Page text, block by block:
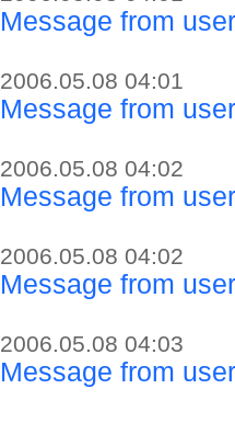
Message from
2006.05.08 04:01
Message from
2006.05.08 04:02
Message from
2006.05.08 04:02
Message from
2006.05.08 04:03
Message from